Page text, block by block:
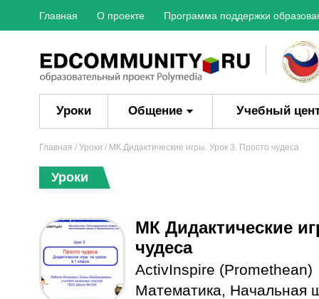
Главная О проекте Программа поддержки
Уроки Общение Учебный
Главная / Уроки / МК Дидактические игры. Урок 3. Просто чудеса
Уроки
МК Дидактические
чудеса
ActivInspire (Promethean)
Математика, Начальная